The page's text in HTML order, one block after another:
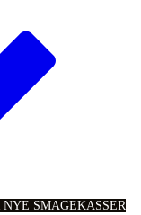
NYE SMAGEKASSER